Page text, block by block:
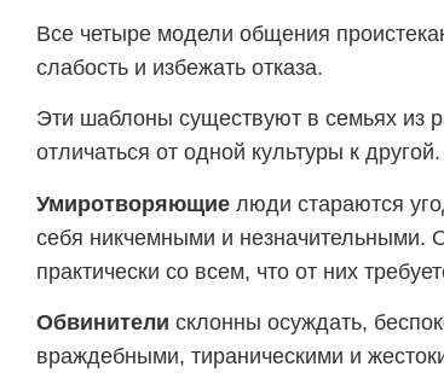
Все четыре модели общения
слабость и избежать отказа.
Эти шаблоны существуют в семьях из
отличаться от одной культуры к другой.
Умиротворяющие люди стараются
себя никчемными и незначительными.
практически со всем, что от них
Обвинители склонны осуждать,
враждебными, тираническими и